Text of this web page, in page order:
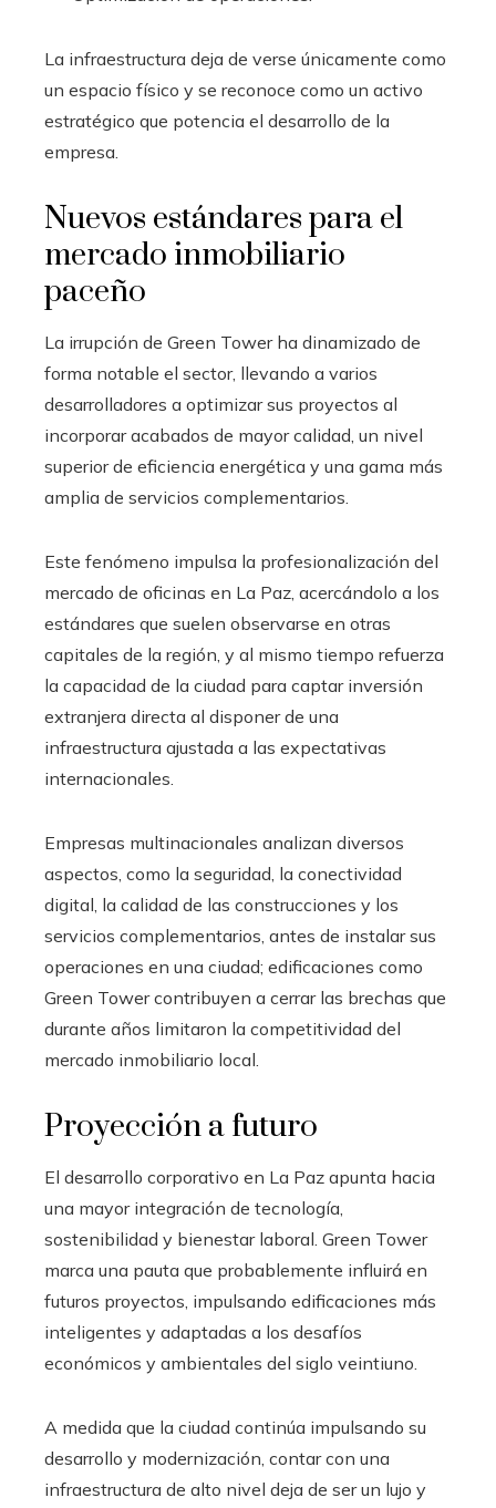
La infraestructura deja de verse únicamente como
un espacio físico y se reconoce como un activo
estratégico que potencia el desarrollo de la
empresa.
Nuevos estándares para el
mercado inmobiliario
paceño
La irrupción de Green Tower ha dinamizado de
forma notable el sector, llevando a varios
desarrolladores a optimizar sus proyectos al
incorporar acabados de mayor calidad, un nivel
superior de eficiencia energética y una gama más
amplia de servicios complementarios.
Este fenómeno impulsa la profesionalización del
mercado de oficinas en La Paz, acercándolo a los
estándares que suelen observarse en otras
capitales de la región, y al mismo tiempo refuerza
la capacidad de la ciudad para captar inversión
extranjera directa al disponer de una
infraestructura ajustada a las expectativas
internacionales.
Empresas multinacionales analizan diversos
aspectos, como la seguridad, la conectividad
digital, la calidad de las construcciones y los
servicios complementarios, antes de instalar sus
operaciones en una ciudad; edificaciones como
Green Tower contribuyen a cerrar las brechas que
durante años limitaron la competitividad del
mercado inmobiliario local.
Proyección a futuro
El desarrollo corporativo en La Paz apunta hacia
una mayor integración de tecnología,
sostenibilidad y bienestar laboral. Green Tower
marca una pauta que probablemente influirá en
futuros proyectos, impulsando edificaciones más
inteligentes y adaptadas a los desafíos
económicos y ambientales del siglo veintiuno.
A medida que la ciudad continúa impulsando su
desarrollo y modernización, contar con una
infraestructura de alto nivel deja de ser un lujo y